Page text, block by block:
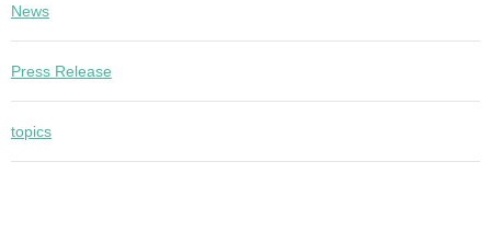
News
Press Release
topics